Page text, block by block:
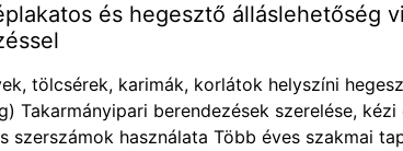
és hegesztő álláslehetőség
tölcsérek, karimák, korlátok helyszíni
Takarmányipari berendezések szerelése, kézi
szerszámok használata Több éves szakmai